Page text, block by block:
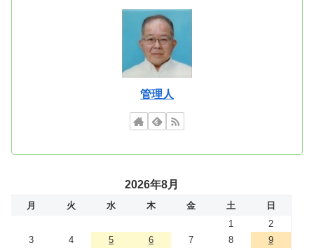
管理人
2026年8月
月 火 水 木 金 土
日
1
2
3
4 5 6 7 8
9